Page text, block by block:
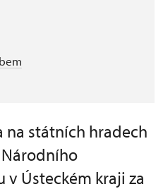
na státních hradech
Ústeckém kraji za